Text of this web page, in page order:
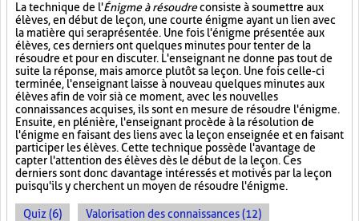
La technique de l'Énigme à résoudreconsiste à soumettre aux
élèves, en début de leçon, une courte énigme ayant un lien avec
la matière qui sera présentée. Une fois l'énigme présentée aux
élèves, ces derniers ont quelques minutes pour tenter de la
résoudre et pour en discuter. L'enseignant ne donne pas tout de
suite la réponse, mais amorce plutôt sa leçon. Une fois celle-ci
terminée, l'enseignant laisse à nouveau quelques minutes aux
élèves afin de voir si à ce moment, avec les nouvelles
connaissances acquises, ils sont en mesure de résoudre l'énigme.
Ensuite, en plénière, l'enseignant procède à la résolution de
l'énigme en faisant des liens avec la leçon enseignée et en faisant
participer les élèves. Cette technique possède l'avantage de
capter l'attention des élèves dès le début de la leçon. Ces
derniers sont donc davantage intéressés et motivés par la leçon
puisqu'ils y cherchent un moyen de résoudre l'énigme.
Quiz (6) Valorisation des connaissances (12)